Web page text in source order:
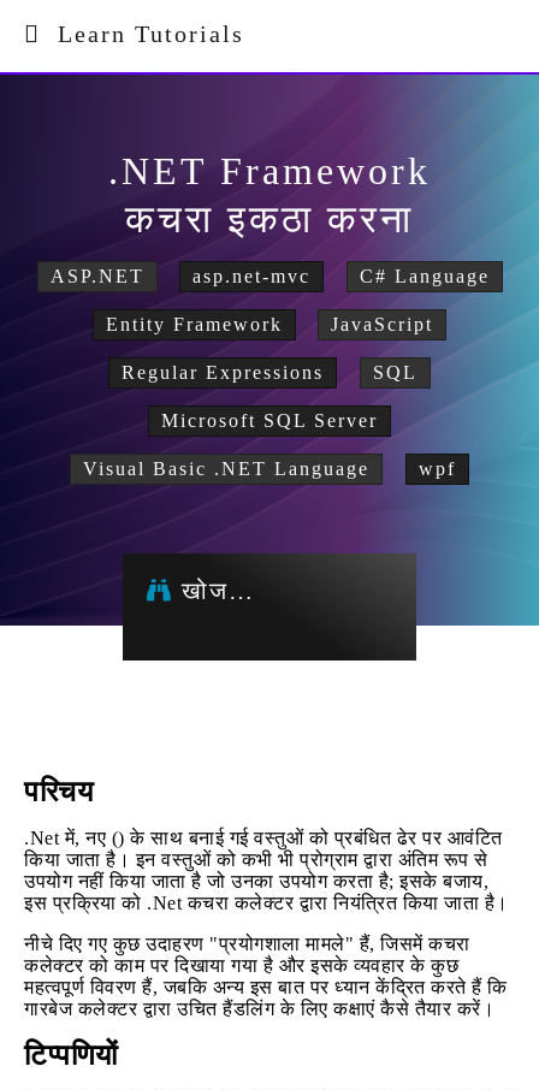
Learn Tutorials
.NET Framework
कचरा इकठा करना
ASP.NET asp.net-mvc C# Language
Entity Framework JavaScript
Regular Expressions SQL
Microsoft SQL Server
Visual Basic .NET Language wpf
खोज…
परिचय
.Net में, नए () के साथ बनाई गई वस्तुओं को प्रबंधित ढेर पर आवंटित
किया जाता है। इन वस्तुओं को कभी भी प्रोग्राम द्वारा अंतिम रूप से
उपयोग नहीं किया जाता है जो उनका उपयोग करता है; इसके बजाय,
इस प्रक्रिया को .Net कचरा कलेक्टर द्वारा नियंत्रित किया जाता है।
नीचे दिए गए कुछ उदाहरण "प्रयोगशाला मामले" हैं, जिसमें कचरा
कलेक्टर को काम पर दिखाया गया है और इसके व्यवहार के कुछ
महत्वपूर्ण विवरण हैं, जबकि अन्य इस बात पर ध्यान केंद्रित करते हैं कि
गारबेज कलेक्टर द्वारा उचित हैंडलिंग के लिए कक्षाएं कैसे तैयार करें।
टिप्पणियों